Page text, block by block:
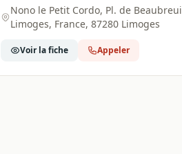
Nono le Petit Cordo, Pl. de
Limoges, France, 87280 Limoges
Voir la fiche Appeler